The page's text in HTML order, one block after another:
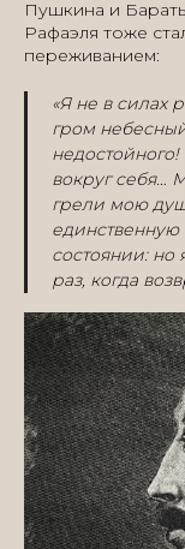
Пушкина и
Рафаэля тоже
переживанием:
«Я не в силах
гром
вокруг себя…
грели мою
единственную
состоянии: но
раз, когда